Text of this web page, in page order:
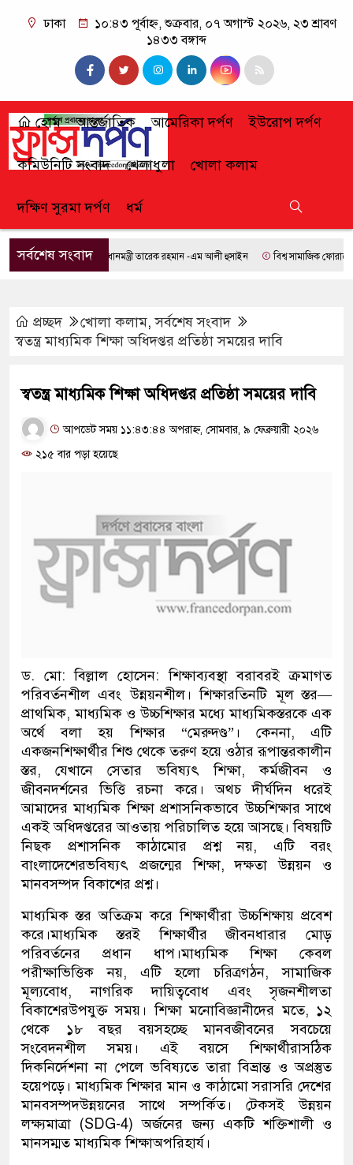
ঢাকা
১০:৪৩ পূর্বাহ্ন, শুক্রবার, ০৭ অগাস্ট ২০২৬, ২৩ শ্রাবণ
১৪৩৩ বঙ্গাব্দ
হোম আন্তর্জাতিক আমেরিকা দর্পণ ইউরোপ দর্পণ
কমিউনিটি সংবাদ খেলাধুলা খোলা কলাম
দক্ষিণ সুরমা দর্পণ ধর্ম
সর্বশেষ সংবাদপ্রধানমন্ত্রী তারেক রহমান -এম আলী হুসাইন বিশ্ব সামাজিক ফোরামে
প্রচ্ছদ খোলা কলাম,সর্বশেষ সংবাদ
স্বতন্ত্র মাধ্যমিক শিক্ষা অধিদপ্তর প্রতিষ্ঠা সময়ের দাবি
স্বতন্ত্র মাধ্যমিক শিক্ষা অধিদপ্তর প্রতিষ্ঠা সময়ের দাবি
আপডেট সময় ১১:৪৩:৪৪ অপরাহ্ন, সোমবার, ৯ ফেব্রুয়ারী ২০২৬
২১৫ বার পড়া হয়েছে
ড. মো: বিল্লাল হোসেন:শিক্ষাব্যবস্থা বরাবরই ক্রমাগত
পরিবর্তনশীল এবং উন্নয়নশীল।শিক্ষারতিনটি মূল স্তর—
প্রাথমিক,মাধ্যমিকওউচ্চশিক্ষার মধ্যে মাধ্যমিকস্তরকে এক
অর্থে
বলা হয় শিক্ষার“মেরুদণ্ড”। কেননা,এটি
একজনশিক্ষার্থীর শিশু থেকে তরুণ হয়ে ওঠার রূপান্তরকালীন
স্তর,যেখানে সেতার ভবিষ্যৎশিক্ষা,কর্মজীবনও
জীবনদর্শনের
ভিত্তি রচনা করে।অথচ দীর্ঘদিন
ধরেই
আমাদের মাধ্যমিক শিক্ষা প্রশাসনিকভাবে উচ্চশিক্ষার সাথে
একই অধিদপ্তরের আওতায় পরিচালিত হয়ে আসছে।বিষয়টি
নিছক
প্রশাসনিক কাঠামোর প্রশ্ন নয়, এটি
বরং
বাংলাদেশেরভবিষ্যৎ প্রজন্মের শিক্ষা,দক্ষতা উন্নয়ন ও
মানবসম্পদ বিকাশের প্রশ্ন।
মাধ্যমিক স্তর অতিক্রম করে শিক্ষার্থীরা উচ্চশিক্ষায় প্রবেশ
করে।মাধ্যমিক
স্তরই শিক্ষার্থীর জীবনধারার
মোড়
পরিবর্তনের
প্রধান ধাপ।মাধ্যমিক শিক্ষা
কেবল
পরীক্ষাভিত্তিক
নয়, এটি হলো চরিত্রগঠন,সামাজিক
মূল্যবোধ,নাগরিক দায়িত্ববোধ এবং
সৃজনশীলতা
বিকাশেরউপযুক্ত সময়।শিক্ষা মনোবিজ্ঞানীদের মতে, ১২
থেকে ১৮বছর বয়সহচ্ছে মানবজীবনের
সবচেয়ে
সংবেদনশীল
সময়। এই বয়সে শিক্ষার্থীরাসঠিক
দিকনির্দেশনা না পেলে ভবিষ্যতে তারা বিভ্রান্তওঅপ্রস্তুত
হয়েপড়ে।মাধ্যমিক শিক্ষার মানওকাঠামো সরাসরি দেশের
মানবসম্পদউন্নয়নের সাথে সম্পর্কিত। টেকসই
উন্নয়ন
লক্ষ্যমাত্রা(SDG-4)অর্জনের জন্য একটি শক্তিশালীও
মানসম্মত মাধ্যমিক শিক্ষাঅপরিহার্য।